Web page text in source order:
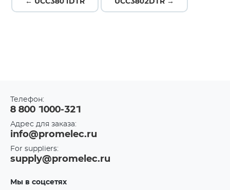
← UCC3801DTR UCC3802DTR →
Телефон:
8 800 1000-321
Адрес для заказа:
info@promelec.ru
For suppliers:
supply@promelec.ru
Мы в соцсетях